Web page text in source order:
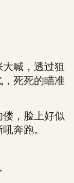
喊，透过狙
死死的瞄准
，脸上好似
奔跑。